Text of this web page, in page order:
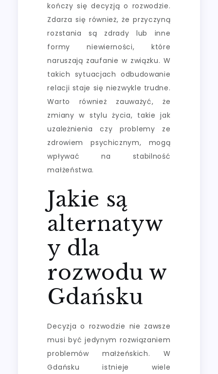
kończy się decyzją o rozwodzie.
Zdarza się również, że przyczyną
rozstania są zdrady lub inne
formy niewierności, które
naruszają zaufanie w związku. W
takich sytuacjach odbudowanie
relacji staje się niezwykle trudne.
Warto również zauważyć, że
zmiany w stylu życia, takie jak
uzależnienia czy problemy ze
zdrowiem psychicznym, mogą
wpływać na stabilność
małżeństwa.
Jakie są
alternatyw
y dla
rozwodu w
Gdańsku
Decyzja o rozwodzie nie zawsze
musi być jedynym rozwiązaniem
problemów małżeńskich. W
Gdańsku istnieje wiele